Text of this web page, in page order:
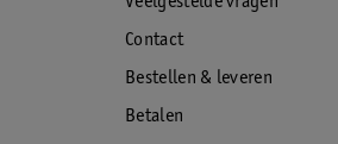
Contact
Bestellen & leveren
Betalen